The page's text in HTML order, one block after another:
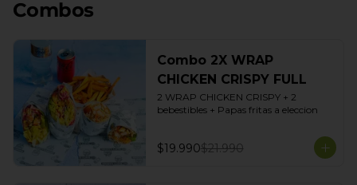
Combos
Combo 2X WRAP
CHICKEN CRISPY FULL
2 WRAP CHICKEN CRISPY + 2
bebestibles + Papas fritas a eleccion
$19.990$21.990